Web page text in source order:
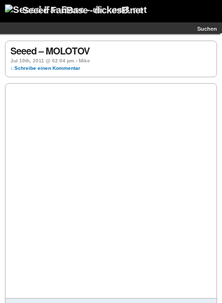
Seeed FanBase - dickesB.net
Suchen
Seeed – MOLOTOV
Jul 10th, 2011 @ 02:04 pm › Mike
↓ Schreibe einen Kommentar